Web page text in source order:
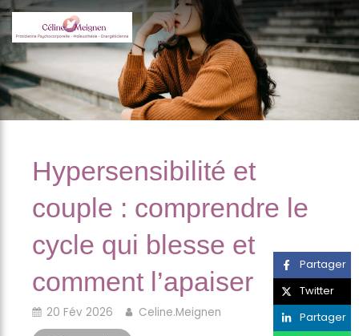
Hypersensibilité et
couple : comprendre le
cycle qui blesse et
comment l’apaiser
20 Fév 2026 Celine.Meignen
Partager
Twitter
Partager